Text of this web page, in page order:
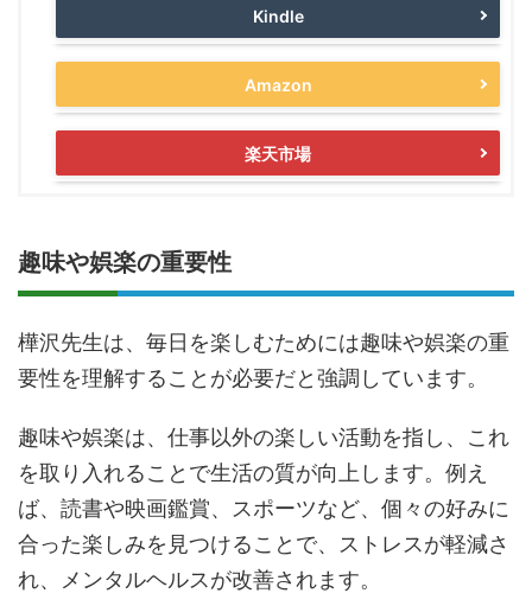
Kindle
Amazon
楽天市場
趣味や娯楽の重要性
樺沢先生は、毎日を楽しむためには趣味や娯楽の重
要性を理解することが必要だと強調しています。
趣味や娯楽は、仕事以外の楽しい活動を指し、これ
を取り入れることで生活の質が向上します。例え
ば、読書や映画鑑賞、スポーツなど、個々の好みに
合った楽しみを見つけることで、ストレスが軽減さ
れ、メンタルヘルスが改善されます。